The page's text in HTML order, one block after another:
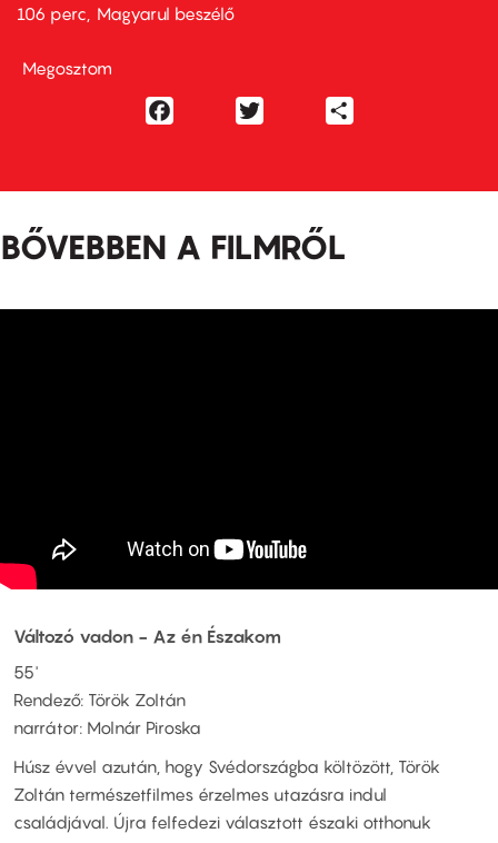
106 perc, Magyarul beszélő
Megosztom
Facebook
BŐVEBBEN A FILMRŐL
Változó vadon - Az én Északom
55'
Rendező: Török Zoltán
narrátor: Molnár Piroska
Húsz évvel azután, hogy Svédországba költözött, Török
Zoltán természetfilmes érzelmes utazásra indul
családjával. Újra felfedezi választott északi otthonuk